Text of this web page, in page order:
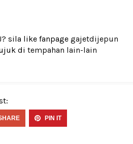
sila like fanpage gajetdijepun
di tempahan lain-lain
PIN IT